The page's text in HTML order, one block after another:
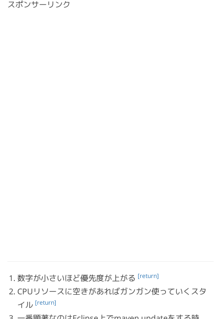
スポンサーリンク
数字が小さいほど優先度が上がる [return]
CPUリソースに空きがあればガンガン使っていくスタ
イル [return]